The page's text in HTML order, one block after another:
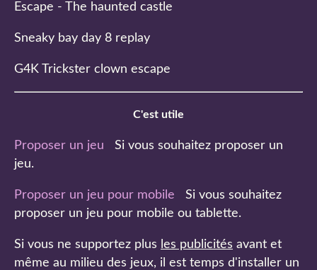
Escape - The haunted castle
Sneaky bay day 8 replay
G4K Trickster clown escape
C'est utile
Proposer un jeu Si vous souhaitez proposer un
jeu.
Proposer un jeu pour mobile Si vous souhaitez
proposer un jeu pour mobile ou tablette.
Si vous ne supportez plus les publicités avant et
même au milieu des jeux, il est temps d'installer un